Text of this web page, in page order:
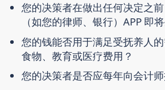
您的决策者在做出任何决定之
（如您的律师、银行）APP 即
您的钱能否用于满足受抚养人的
食物、教育或医疗费用？
您的决策者是否应每年向会计